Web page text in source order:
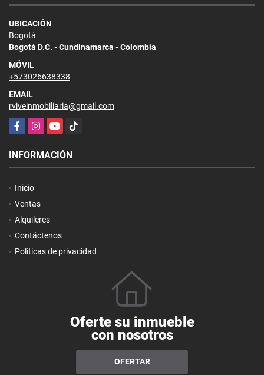
UBICACIÓN
Bogotá
Bogotá D.C. - Cundinamarca - Colombia
MÓVIL
+573026638338
EMAIL
rviveinmobiliaria@gmail.com
FacebookInstagramYouTubeTikTok
INFORMACIÓN
Inicio
Ventas
Alquileres
Contáctenos
Políticas de privacidad
Oferte su inmueble
con nosotros
OFERTAR